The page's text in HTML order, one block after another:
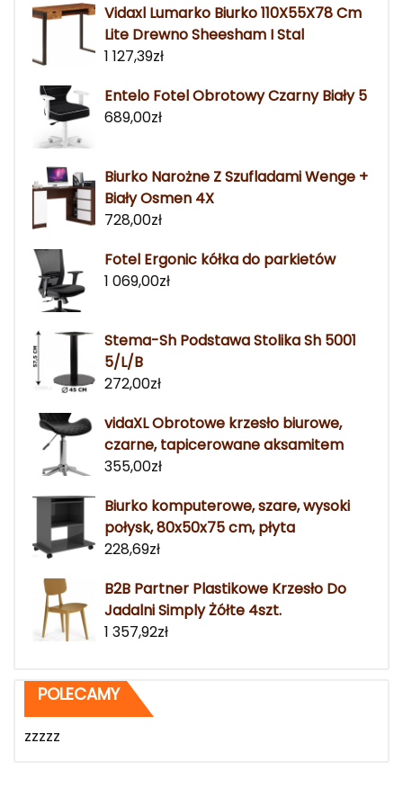
Vidaxl Lumarko Biurko 110X55X78 Cm
Lite Drewno Sheesham I Stal
1 127,39zł
Entelo Fotel Obrotowy Czarny Biały 5
689,00zł
Biurko Narożne Z Szufladami Wenge +
Biały Osmen 4X
728,00zł
Fotel Ergonic kółka do parkietów
1 069,00zł
Stema-Sh Podstawa Stolika Sh 5001
5/L/B
272,00zł
vidaXL Obrotowe krzesło biurowe,
czarne, tapicerowane aksamitem
355,00zł
Biurko komputerowe, szare, wysoki
połysk, 80x50x75 cm, płyta
228,69zł
B2B Partner Plastikowe Krzesło Do
Jadalni Simply Żółte 4szt.
1 357,92zł
POLECAMY
zzzzz